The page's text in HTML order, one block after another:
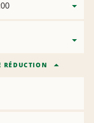
RÉDUCTION